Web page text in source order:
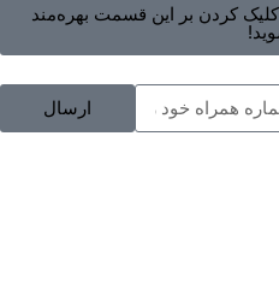
کلیک کردن بر این قسمت بهره‌مند
ارسال